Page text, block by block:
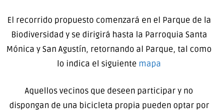
El recorrido propuesto comenzará en el Parque de la
Biodiversidad y se dirigirá hasta la Parroquia Santa
Mónica y San Agustín, retornando al Parque, tal como
lo indica el siguiente mapa
Aquellos vecinos que deseen participar y no
dispongan de una bicicleta propia pueden optar por